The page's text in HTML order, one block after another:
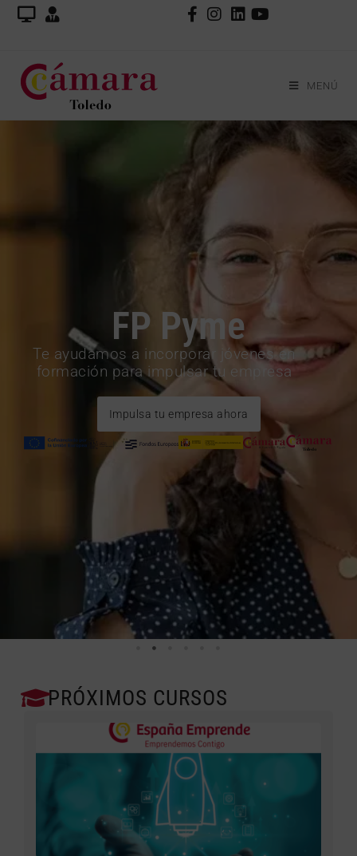
MENÚ
FP Pyme
Te ayudamos a incorporar jóvenes en
formación para impulsar tu empresa
Impulsa tu empresa ahora
PRÓXIMOS CURSOS